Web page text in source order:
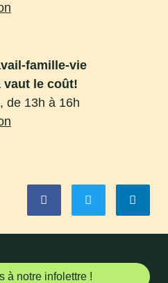
famille-vie
vaut le coût!
de 13h à 16h
à notre infolettre !